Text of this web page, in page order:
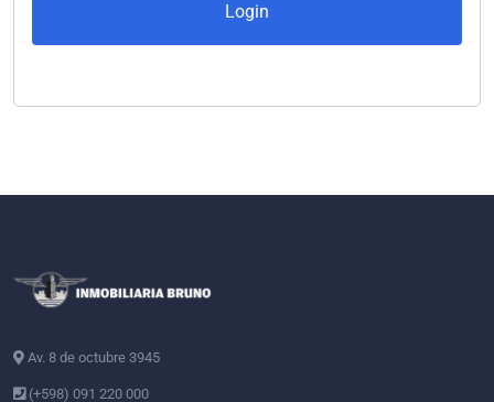
Login
Av. 8 de octubre 3945
(+598) 091 220 000